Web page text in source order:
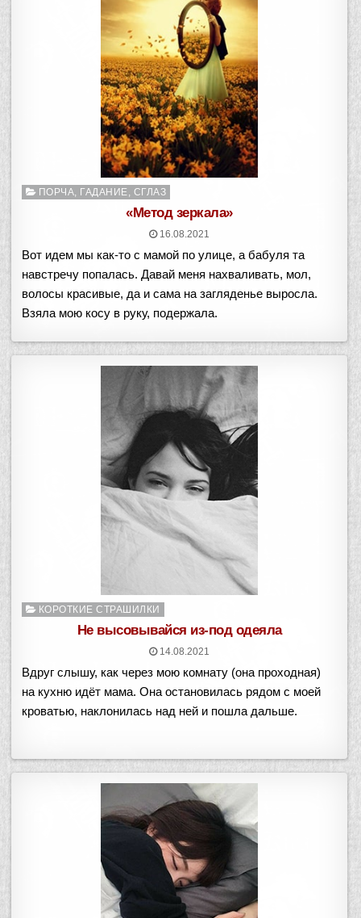
Опубликовано
ПОРЧА, ГАДАНИЕ, СГЛАЗ
«Метод зеркала»
16.08.2021
Вот идем мы как-то с мамой по улице, а бабуля та
навстречу попалась. Давай меня нахваливать, мол,
волосы красивые, да и сама на загляденье выросла.
Взяла мою косу в руку, подержала.
Опубликовано
КОРОТКИЕ СТРАШИЛКИ
Не высовывайся из-под одеяла
14.08.2021
Вдруг слышу, как через мою комнату (она проходная)
на кухню идёт мама. Она остановилась рядом с моей
кроватью, наклонилась над ней и пошла дальше.